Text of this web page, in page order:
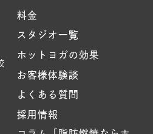
料金
スタジオ一覧
ホットヨガの効果
お客様体験談
よくある質問
採用情報